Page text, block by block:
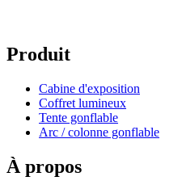
Produit
Cabine d'exposition
Coffret lumineux
Tente gonflable
Arc / colonne gonflable
À propos